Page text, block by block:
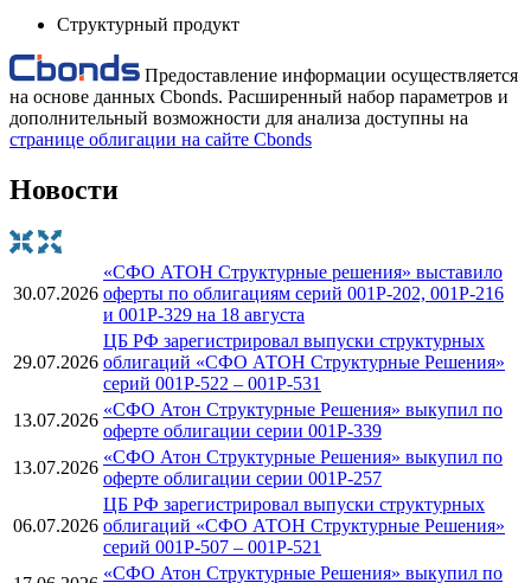
Структурный продукт
Предоставление информации осуществляется
на основе данных Cbonds. Расширенный набор параметров и
дополнительный возможности для анализа доступны на
странице облигации на сайте Cbonds
Новости
30.07.2026
«СФО АТОН Структурные решения» выставило
оферты по облигациям серий 001Р-202, 001Р-216
и 001Р-329 на 18 августа
29.07.2026
ЦБ РФ зарегистрировал выпуски структурных
облигаций «СФО АТОН Структурные Решения»
серий 001P-522 – 001P-531
13.07.2026
«СФО Атон Структурные Решения» выкупил по
оферте облигации серии 001Р-339
13.07.2026
«СФО Атон Структурные Решения» выкупил по
оферте облигации серии 001Р-257
06.07.2026
ЦБ РФ зарегистрировал выпуски структурных
облигаций «СФО АТОН Структурные Решения»
серий 001P-507 – 001P-521
«СФО Атон Структурные Решения» выкупил по